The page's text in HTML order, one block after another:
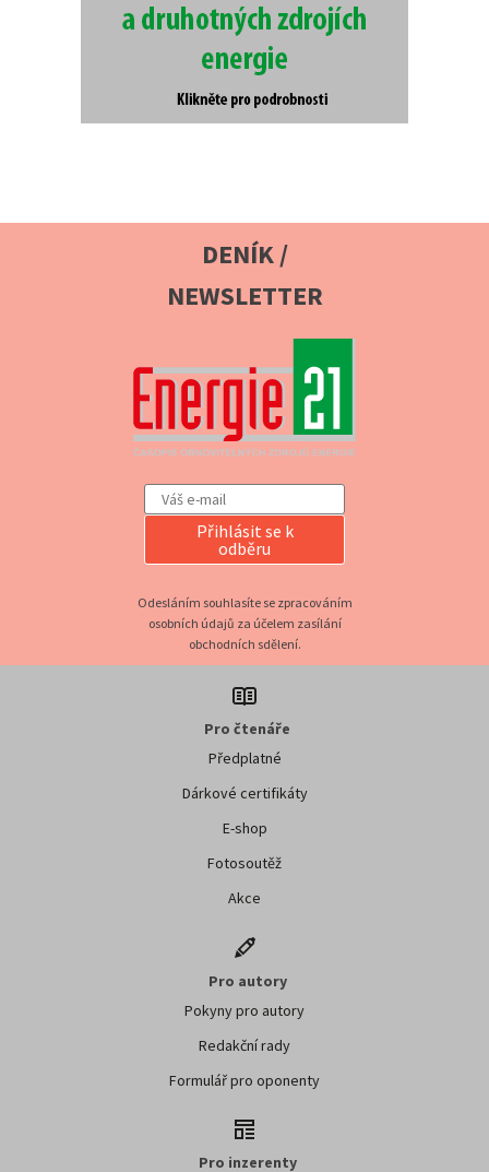
DENÍK /
NEWSLETTER
Přihlásit se k
odběru
Odesláním souhlasíte se zpracováním
osobních údajů za účelem zasílání
obchodních sdělení.
Pro čtenáře
Předplatné
Dárkové certifikáty
E-shop
Fotosoutěž
Akce
Pro autory
Pokyny pro autory
Redakční rady
Formulář pro oponenty
Pro inzerenty